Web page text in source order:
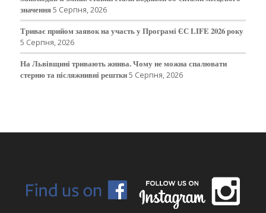
значення5 Серпня, 2026
Триває прийом заявок на участь у Програмі ЄС LIFE 2026 року
5 Серпня, 2026
На Львівщині тривають жнива. Чому не можна спалювати
стерню та післяжнивні рештки5 Серпня, 2026